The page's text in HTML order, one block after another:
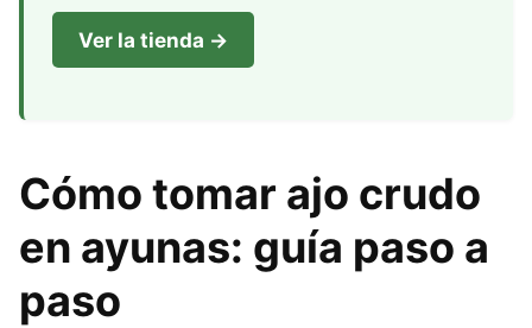
Ver la tienda →
Cómo tomar ajo crudo
en ayunas: guía paso a
paso